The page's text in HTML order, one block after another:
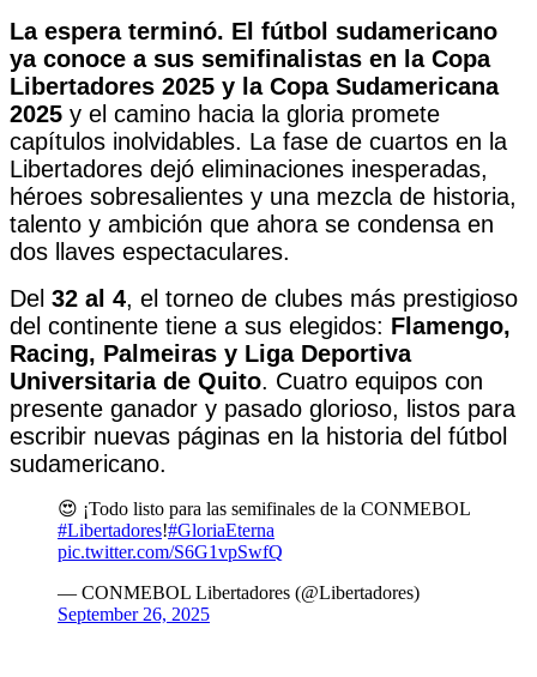
La espera terminó. El fútbol sudamericano
ya conoce a sus semifinalistas en la Copa
Libertadores 2025 y la Copa Sudamericana
2025 y el camino hacia la gloria promete
capítulos inolvidables. La fase de cuartos en la
Libertadores dejó eliminaciones inesperadas,
héroes sobresalientes y una mezcla de historia,
talento y ambición que ahora se condensa en
dos llaves espectaculares.
Del 32 al 4, el torneo de clubes más prestigioso
del continente tiene a sus elegidos: Flamengo,
Racing, Palmeiras y Liga Deportiva
Universitaria de Quito. Cuatro equipos con
presente ganador y pasado glorioso, listos para
escribir nuevas páginas en la historia del fútbol
sudamericano.
😍 ¡Todo listo para las semifinales de la CONMEBOL
#Libertadores!#GloriaEterna
pic.twitter.com/S6G1vpSwfQ
— CONMEBOL Libertadores (@Libertadores)
September 26, 2025